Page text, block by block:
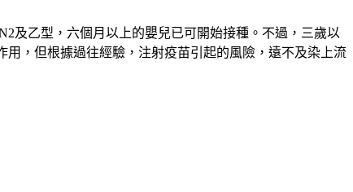
及乙型，六個月以上的嬰兒已可開始接種。不過，三歲以
，但根據過往經驗，注射疫苗引起的風險，遠不及染上流